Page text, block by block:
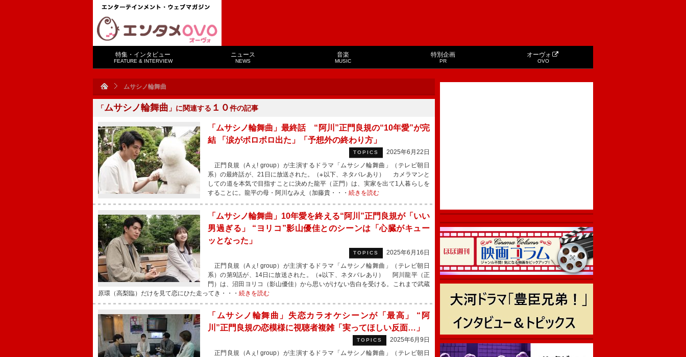
特集・インタビュー
FEATURE & INTERVIEW
ニュース
NEWS
音楽
MUSIC
特別企画
PR
オーヴォ
OVO
ムサシノ輪舞曲
「ムサシノ輪舞曲 」に関連する １０件の記事
「ムサシノ輪舞曲」最終話 “阿川”正門良規の“10年愛”が完
結 「涙がボロボロ出た」「予想外の終わり方」
TOPICS
2025年6月22日
正門良規（Aぇ! group）が主演するドラマ「ムサシノ輪舞曲」（テレビ朝日
系）の最終話が、21日に放送された。（※以下、ネタバレあり） カメラマンと
しての道を本気で目指すことに決めた龍平（正門）は、実家を出て1人暮らしを
することに。龍平の母・阿川なみえ（加藤貴・・・ 続きを読む
「ムサシノ輪舞曲」10年愛を終える“阿川”正門良規が「いい
男過ぎる」 “ヨリコ”影山優佳とのシーンは「心臓がキュー
ッとなった」
TOPICS
2025年6月16日
正門良規（Aぇ! group）が主演するドラマ「ムサシノ輪舞曲」（テレビ朝日
系）の第9話が、14日に放送された。（※以下、ネタバレあり） 阿川龍平（正
門）は、沼田ヨリコ（影山優佳）から思いがけない告白を受ける。これまで武蔵
原環（高梨臨）だけを見て恋にひた走ってき・・・ 続きを読む
「ムサシノ輪舞曲」失恋カラオケシーンが「最高」 “阿
川”正門良規の恋模様に視聴者複雑「実ってほしい反面…」
TOPICS
2025年6月9日
正門良規（Aぇ! group）が主演するドラマ「ムサシノ輪舞曲」（テレビ朝日